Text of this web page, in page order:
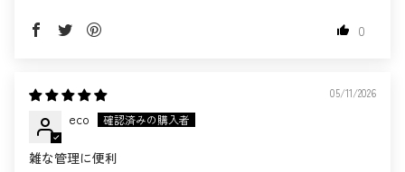
0
05/11/2026
eco
雑な管理に便利